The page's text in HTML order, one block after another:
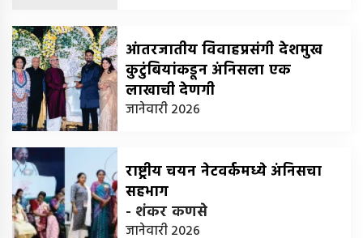
आंतरजातीय विवाहप्रसंगी देशमुख
कुटुंबियांकडून अंनिसला एक
लाखाची देणगी
-
जानेवारी 2026
राष्ट्रीय चयन नेटवर्कमध्ये अंनिसचा
सहभाग
- शंकर कणसे
जानेवारी 2026